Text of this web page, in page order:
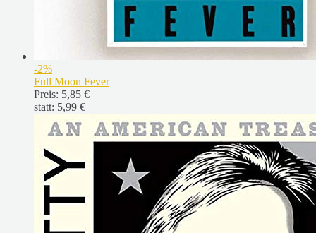
-2%
Full Moon Fever
Preis: 5,85 €
statt: 5,99 €